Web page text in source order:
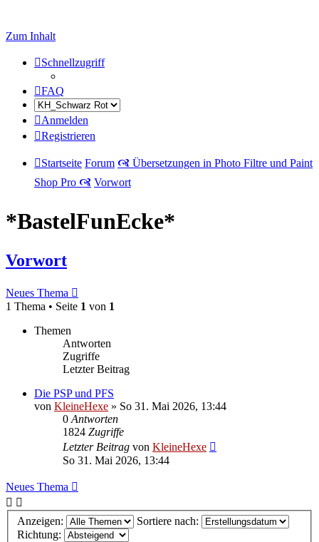
Zum Inhalt
Schnellzugriff
FAQ
Anmelden
Registrieren
Startseite Forum 🙧 Übersetzungen in Photo Filtre und Paint
Shop Pro 🙧 Vorwort
*BastelFunEcke*
Vorwort
Neues Thema
1 Thema • Seite 1 von 1
Themen
Antworten
Zugriffe
Letzter Beitrag
Die PSP und PFS
von KleineHexe » So 31. Mai 2026, 13:44
0 Antworten
1824 Zugriffe
Letzter Beitrag von KleineHexe
So 31. Mai 2026, 13:44
Neues Thema
Anzeigen:
Sortiere nach:
Richtung: